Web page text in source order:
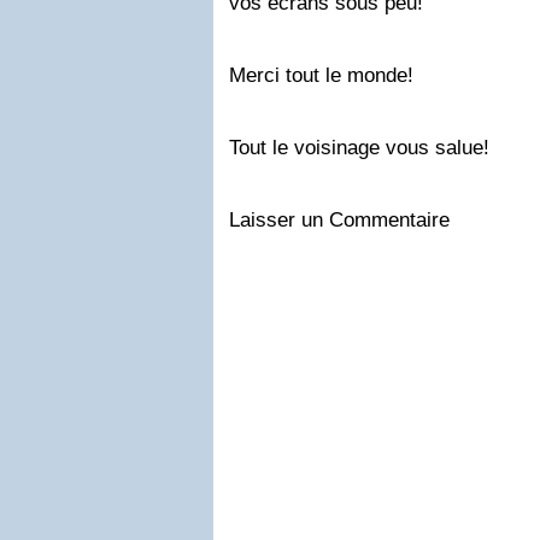
Merci tout le monde!
Tout le voisinage vous salue!
Laisser un Commentaire